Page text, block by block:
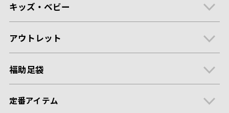
キッズ・ベビー
アウトレット
福助足袋
定番アイテム